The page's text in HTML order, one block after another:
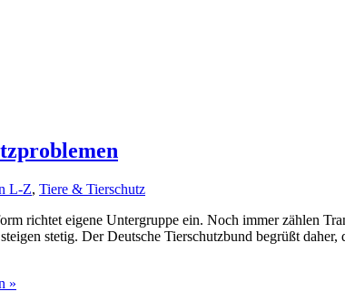
L-Z, Tiere & Tierschutz
richtet eigene Untergruppe ein. Noch immer zählen
stetig. Der Deutsche Tierschutzbund begrüßt
»